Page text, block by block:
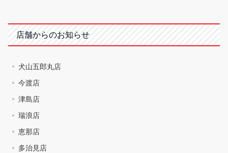
店舗からのお知らせ
犬山五郎丸店
今渡店
津島店
瑞浪店
恵那店
多治見店